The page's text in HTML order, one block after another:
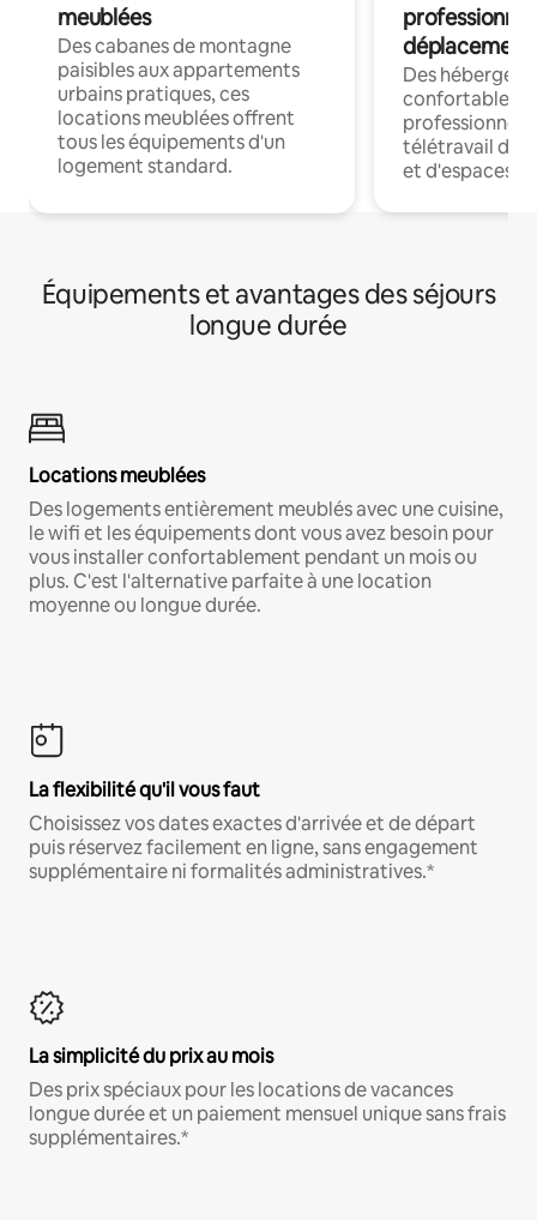
meublées
Des cabanes de montagne
paisibles aux appartements
urbains pratiques, ces
locations meublées offrent
tous les équipements d'un
logement standard.
déplacement
Des
confortables
professionnels
télétravail
et d'espaces
Équipements et avantages des séjours
longue durée
Locations meublées
Des logements entièrement meublés avec une cuisine,
le wifi et les équipements dont vous avez besoin pour
vous installer confortablement pendant un mois ou
plus. C'est l'alternative parfaite à une location
moyenne ou longue durée.
La flexibilité qu'il vous faut
Choisissez vos dates exactes d'arrivée et de départ
puis réservez facilement en ligne, sans engagement
supplémentaire ni formalités administratives.*
La simplicité du prix au mois
Des prix spéciaux pour les locations de vacances
longue durée et un paiement mensuel unique sans frais
supplémentaires.*